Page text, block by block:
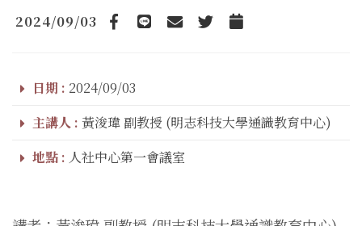
2024/09/03
Facebook
line emailTwitterAdd to Calendar
日期 : 2024/09/03
主講人 : 黃浚瑋 副教授 (明志科技大學通識教育中心)
地點 : 人社中心第一會議室